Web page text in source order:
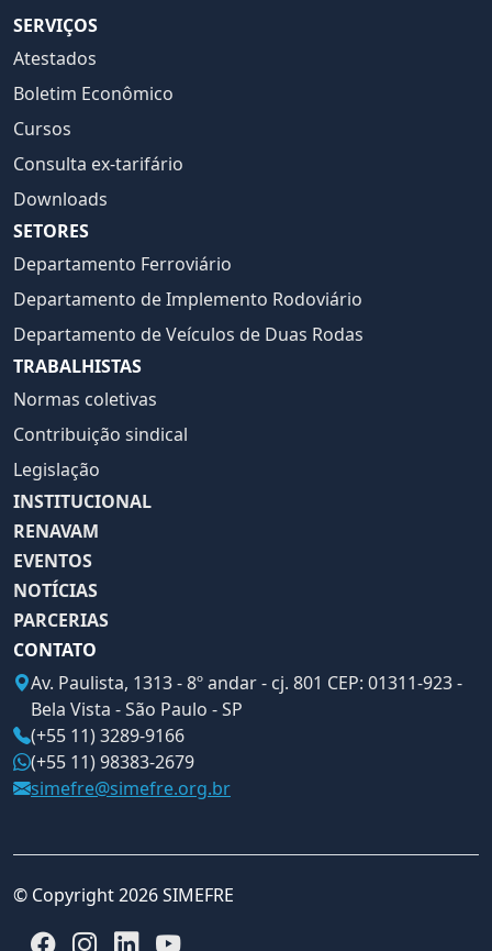
SERVIÇOS
Atestados
Boletim Econômico
Cursos
Consulta ex-tarifário
Downloads
SETORES
Departamento Ferroviário
Departamento de Implemento Rodoviário
Departamento de Veículos de Duas Rodas
TRABALHISTAS
Normas coletivas
Contribuição sindical
Legislação
INSTITUCIONAL
RENAVAM
EVENTOS
NOTÍCIAS
PARCERIAS
CONTATO
Av. Paulista, 1313 - 8º andar - cj. 801 CEP: 01311-923 -
Bela Vista - São Paulo - SP
(+55 11) 3289-9166
(+55 11) 98383-2679
simefre@simefre.org.br
© Copyright 2026 SIMEFRE